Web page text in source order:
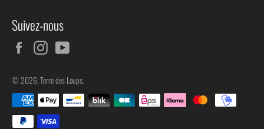
Suivez-nous
FacebookInstagram
© 2026,Terre des Loups.
Méthodes
de
paiement